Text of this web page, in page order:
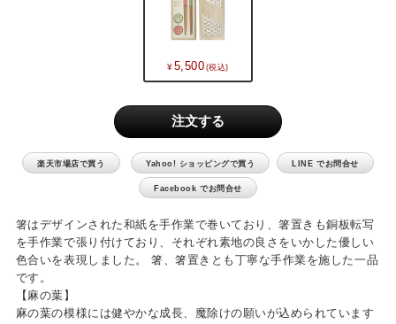
バス用品
ベビー / キッズ用品
生活雑貨
ファッション雑貨
5,500
楽天市場店で買う Yahoo! ショッピングで買う LINE でお問合せ
Facebook でお問合せ
箸はデザインされた和紙を手作業で巻いており、箸置きも銅板転写
を手作業で張り付けており、それぞれ素地の良さをいかした優しい
色合いを表現しました。 箸、箸置きとも丁寧な手作業を施した一品
です。
【麻の葉】
麻の葉の模様には健やかな成長、魔除けの願いが込められています